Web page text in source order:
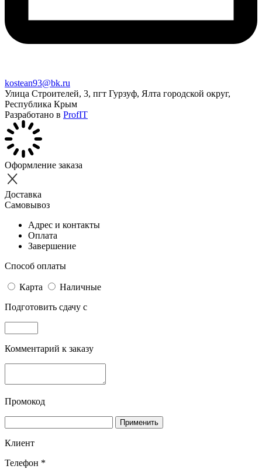
kostean93@bk.ru
Улица Строителей, 3, пгт Гурзуф, Ялта городской округ,
Республика Крым
Разработано в ProfIT
Оформление заказа
Доставка
Самовывоз
Адрес и контакты
Оплата
Завершение
Способ оплаты
Карта
Наличные
Подготовить сдачу с
Комментарий к заказу
Промокод
Применить
Клиент
Телефон *